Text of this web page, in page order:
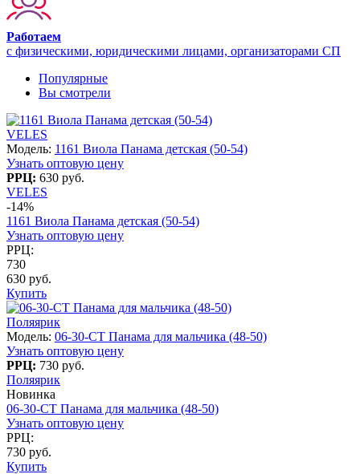
Работаем
с физическими, юридическими лицами, организаторами СП
Популярные
Вы смотрели
VELES
Модель: 1161 Виола Панама детская (50-54)
Узнать оптовую цену
РРЦ: 630 руб.
VELES
-14%
1161 Виола Панама детская (50-54)
Узнать оптовую цену
РРЦ:
730
630 руб.
Купить
Поляярик
Модель: 06-30-CT Панама для мальчика (48-50)
Узнать оптовую цену
РРЦ: 730 руб.
Поляярик
Новинка
06-30-CT Панама для мальчика (48-50)
Узнать оптовую цену
РРЦ:
730 руб.
Купить